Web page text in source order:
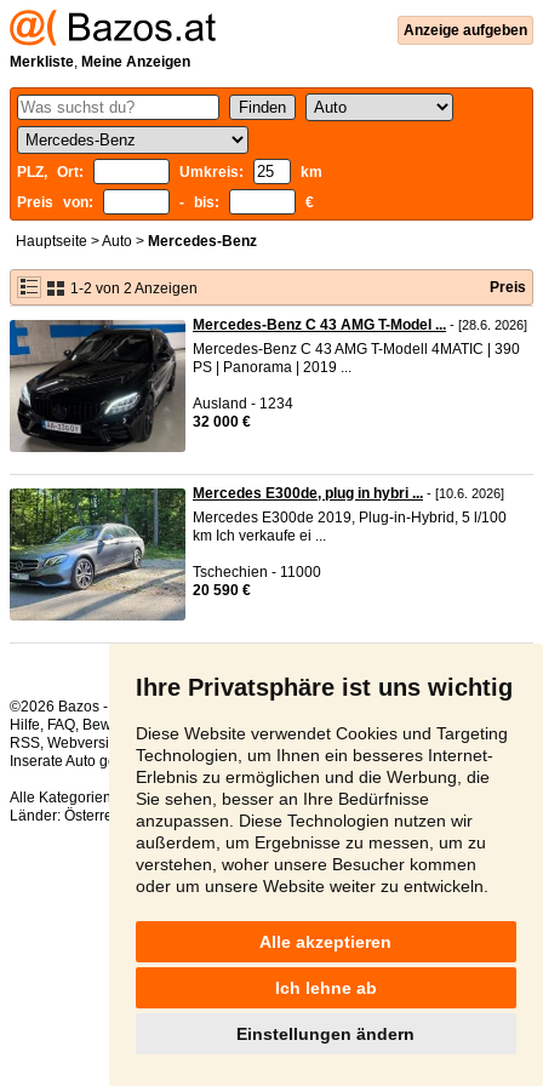
Ihre Privatsphäre ist uns wichtig
Diese Website verwendet Cookies und Targeting
Technologien, um Ihnen ein besseres Internet-
Erlebnis zu ermöglichen und die Werbung, die
Sie sehen, besser an Ihre Bedürfnisse
anzupassen. Diese Technologien nutzen wir
außerdem, um Ergebnisse zu messen, um zu
verstehen, woher unsere Besucher kommen
oder um unsere Website weiter zu entwickeln.
Alle akzeptieren
Ich lehne ab
Einstellungen ändern
Anzeige aufgeben
Merkliste, Meine Anzeigen
PLZ, Ort: Umkreis:
km
Preis von:
- bis: €
Hauptseite >Auto > Mercedes-Benz
1-2 von 2 Anzeigen Preis
Mercedes-Benz C 43 AMG T-Model ... - [28.6. 2026]
Mercedes-Benz C 43 AMG T-Modell 4MATIC | 390
PS | Panorama | 2019 ...
Ausland - 1234
32 000 €
Mercedes E300de, plug in hybri ... - [10.6. 2026]
Mercedes E300de 2019, Plug-in-Hybrid, 5 l/100
km Ich verkaufe ei ...
Tschechien - 11000
20 590 €
©2026 Bazos -
Hilfe, FAQ, Bewertung Kontakt , Nutzungsbedingungen, Datenschutzerklärung
RSS,
Inserate Auto gesamt:141, in 24 Stunden:6
Alle Kategorien
Beliebte Suchen
Länder: Österreich ,Tschechien,Slowakei ,Polen